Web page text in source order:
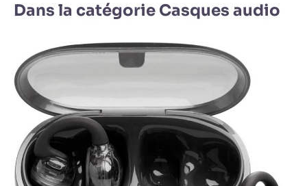
Dans la catégorie Casques audio